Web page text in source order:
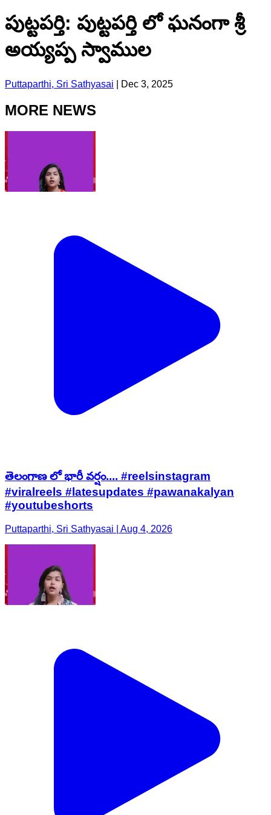
పుట్టపర్తి: పుట్టపర్తి లో ఘనంగా శ్రీ
అయ్యప్ప స్వాముల
Puttaparthi, Sri Sathyasai Dec 3, 2025
MORE NEWS
తెలంగాణ లో భారీ వర్షం.... #reelsinstagram
#viralreels #latesupdates #pawanakalyan
#youtubeshorts
Puttaparthi, Sri Sathyasai | Aug 4, 2026